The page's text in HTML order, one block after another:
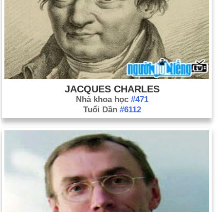
JACQUES CHARLES
Nhà khoa học #471
Tuổi Dần #6112